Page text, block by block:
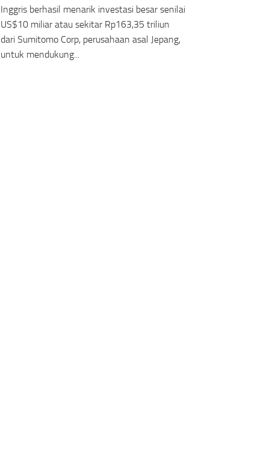
Inggris berhasil menarik investasi besar senilai
US$10 miliar atau sekitar Rp163,35 triliun
dari Sumitomo Corp, perusahaan asal Jepang,
untuk mendukung...